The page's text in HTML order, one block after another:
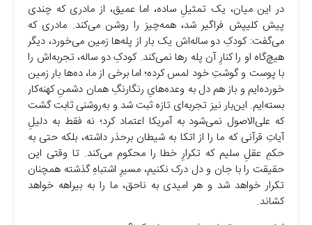
در این میان، یک تمثیلِ ساده، اما عمیق، از مادری که چندی
پیش کلیپش فراگیر شد، همه‌چیز را روشن می‌کند. مادری که
می‌گفت: کودکِ دو ساله‌اش یک بار از پله‌ها زمین می‌خورد، دیگر
هیچ‌گاه او را کنارِ آن پله رها نمی‌کند. کودکِ دو ساله، تجربه‌اش را
با پوست و گوشتِ خود لمس کرده؛ اما برخی از ما، ده‌ها بار زمین
خورده‌ایم و باز هم دل به وعده‌هایِ رنگارنگِ همان دشمنِ کهنه‌کار
بسته‌ایم. این‌بار نیز تجربه‌ای تازه ثبت شد و به‌روشنی ثابت گشت
که علی‌الاصول نمی‌شود به آمریکا اعتماد کرد؛ نه فقط به دلیلِ
آیاتِ قرآنی که ما را از اتکا به شیطان برحذر داشته، بلکه حتی به
حکمِ عقلِ سلیم که تکرارِ خطا را محکوم می‌کند. تا وقتی این
حقیقت را با جان و دل درک نکنیم، مسیرِ اشتباهِ گذشته همچنان
تکرار خواهد شد و هر امیدی به ناحق، ما را به بیراهه خواهد
کشاند.